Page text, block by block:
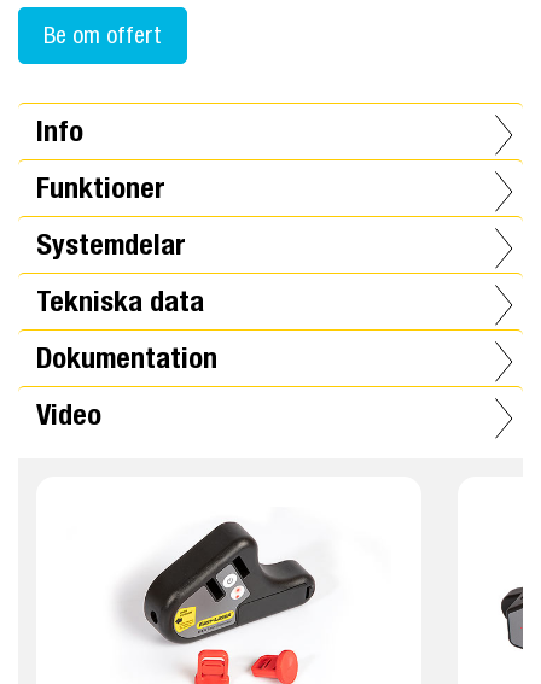
Be om offert
Info
Funktioner
Systemdelar
Tekniska data
Dokumentation
Video